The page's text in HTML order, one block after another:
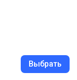
Выбрать